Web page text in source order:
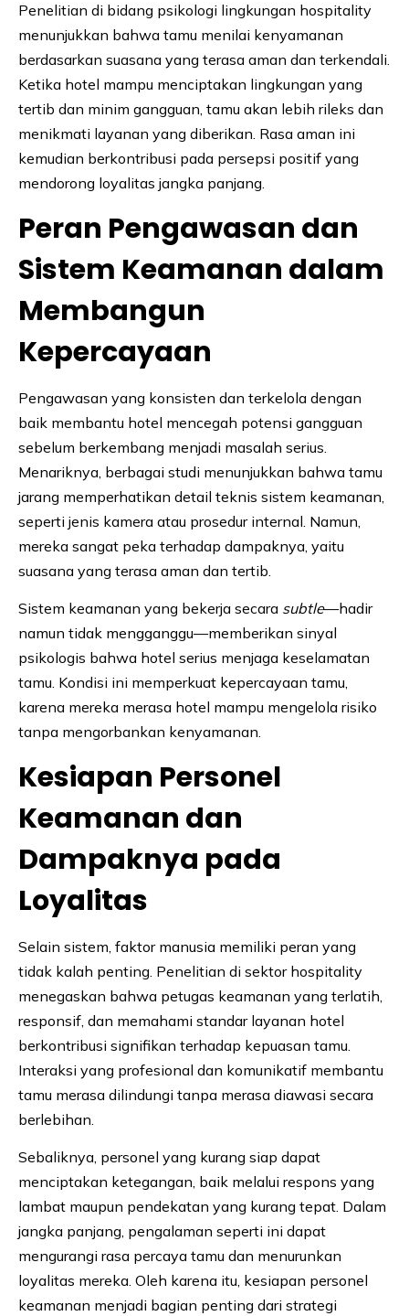
Penelitian di bidang psikologi lingkungan hospitality
menunjukkan bahwa tamu menilai kenyamanan
berdasarkan suasana yang terasa aman dan terkendali.
Ketika hotel mampu menciptakan lingkungan yang
tertib dan minim gangguan, tamu akan lebih rileks dan
menikmati layanan yang diberikan. Rasa aman ini
kemudian berkontribusi pada persepsi positif yang
mendorong loyalitas jangka panjang.
Peran Pengawasan dan
Sistem Keamanan dalam
Membangun
Kepercayaan
Pengawasan yang konsisten dan terkelola dengan
baik membantu hotel mencegah potensi gangguan
sebelum berkembang menjadi masalah serius.
Menariknya, berbagai studi menunjukkan bahwa tamu
jarang memperhatikan detail teknis sistem keamanan,
seperti jenis kamera atau prosedur internal. Namun,
mereka sangat peka terhadap dampaknya, yaitu
suasana yang terasa aman dan tertib.
Sistem keamanan yang bekerja secara subtle—hadir
namun tidak mengganggu—memberikan sinyal
psikologis bahwa hotel serius menjaga keselamatan
tamu. Kondisi ini memperkuat kepercayaan tamu,
karena mereka merasa hotel mampu mengelola risiko
tanpa mengorbankan kenyamanan.
Kesiapan Personel
Keamanan dan
Dampaknya pada
Loyalitas
Selain sistem, faktor manusia memiliki peran yang
tidak kalah penting. Penelitian di sektor hospitality
menegaskan bahwa petugas keamanan yang terlatih,
responsif, dan memahami standar layanan hotel
berkontribusi signifikan terhadap kepuasan tamu.
Interaksi yang profesional dan komunikatif membantu
tamu merasa dilindungi tanpa merasa diawasi secara
berlebihan.
Sebaliknya, personel yang kurang siap dapat
menciptakan ketegangan, baik melalui respons yang
lambat maupun pendekatan yang kurang tepat. Dalam
jangka panjang, pengalaman seperti ini dapat
mengurangi rasa percaya tamu dan menurunkan
loyalitas mereka. Oleh karena itu, kesiapan personel
keamanan menjadi bagian penting dari strategi